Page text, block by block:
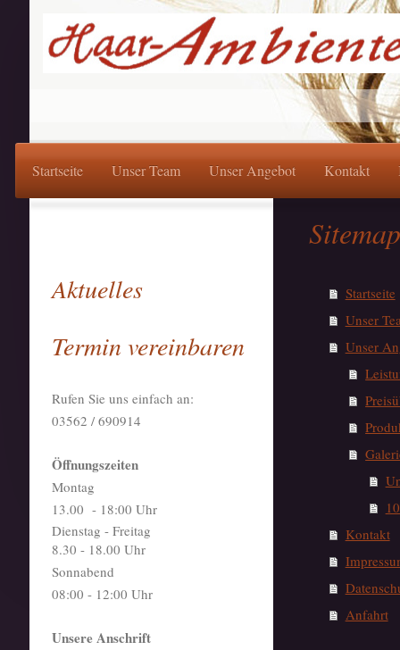
Startseite Unser Team Unser Angebot Kontakt
Startseite
Unser
Unser
Kontakt
Anfahrt
Aktuelles
Termin vereinbaren
Rufen Sie uns einfach an:
03562 / 690914
Öffnungszeiten
Montag
13.00 - 18:00 Uhr
Dienstag - Freitag
8.30 - 18.00 Uhr
Sonnabend
08:00 - 12:00 Uhr
Unsere Anschrift